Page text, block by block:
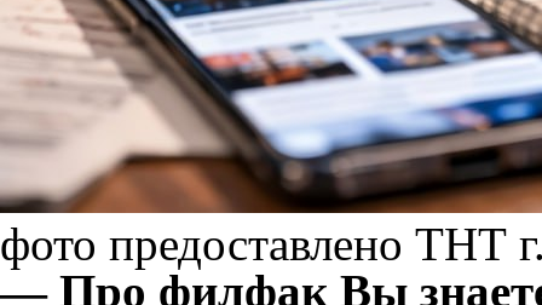
фото предоставлено ТНТ
— Про филфак Вы